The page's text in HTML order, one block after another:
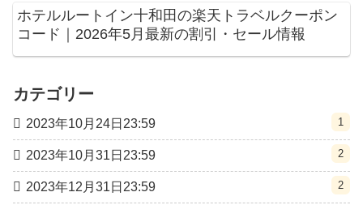
ホテルルートイン十和田の楽天トラベルクーポン
コード｜2026年5月最新の割引・セール情報
カテゴリー
2023年10月24日23:59 1
2023年10月31日23:59 2
2023年12月31日23:59 2